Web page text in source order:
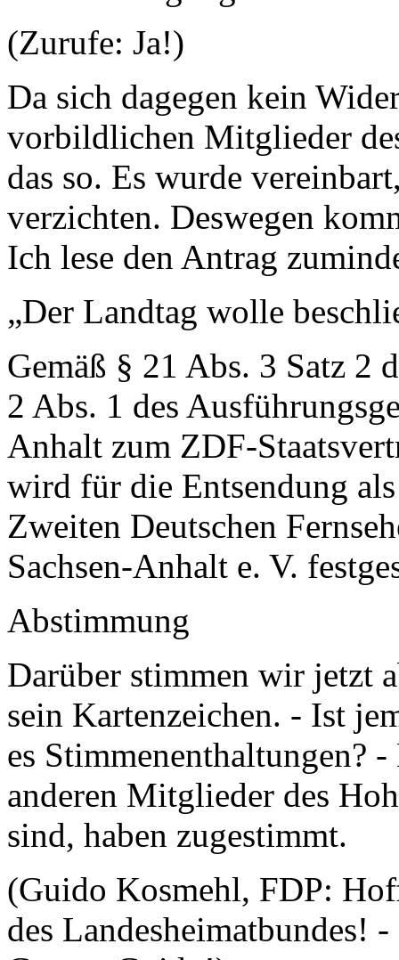
(Zurufe: Ja!)
Da sich dagegen kein
vorbildlichen Mitglieder
das so. Es wurde
verzichten. Deswegen
Ich lese den Antrag
„Der Landtag wolle
Gemäß § 21 Abs. 3 Satz 2
2 Abs. 1 des
Anhalt zum ZDF-
wird für die Entsendung
Zweiten Deutschen
Sachsen-Anhalt e. V.
Abstimmung
Darüber stimmen wir jetzt
sein Kartenzeichen. - Ist
es Stimmenenthaltungen?
anderen Mitglieder des
sind, haben zugestimmt.
(Guido Kosmehl, FDP:
des Landesheimatbundes!